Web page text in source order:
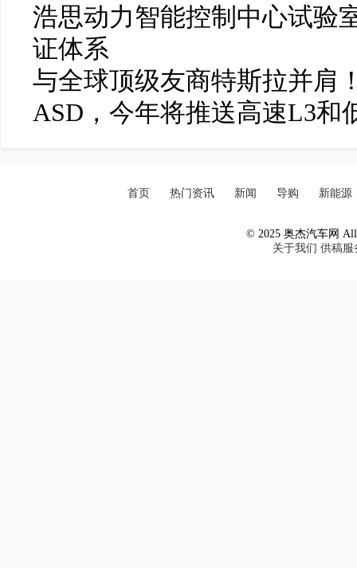
浩思动力智能控制中心试验
证体系
与全球顶级友商特斯拉并肩
ASD，今年将推送高速L3和
首页 热门资讯 新闻 导购 新能源
© 2025 奥杰汽车网 All
关于我们 供稿服